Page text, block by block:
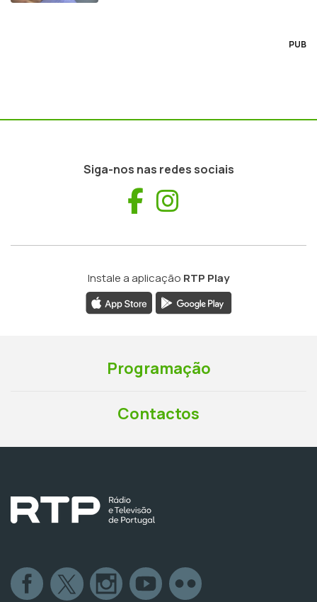
PUB
Siga-nos nas redes sociais
Facebook
Instale a aplicação RTP Play
Programação
Contactos